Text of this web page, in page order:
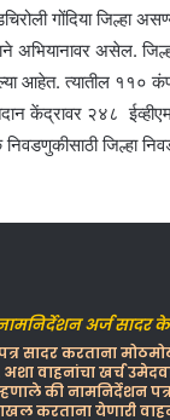
गोंदिया जिल्हा
अभियानावर असेल.
आहेत. त्यातील ११०
केंद्रावर २४८ ईव्हीएम
जिल्हा
अर्ज सादर
सादर करताना
वाहनांचा खर्च
की नामनिर्देशन
करताना येणारी